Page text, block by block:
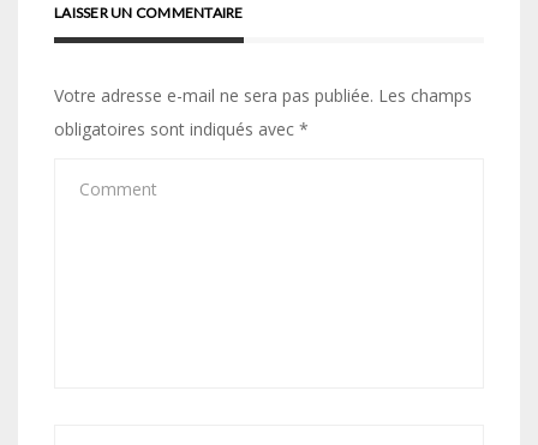
LAISSER UN COMMENTAIRE
Votre adresse e-mail ne sera pas publiée. Les champs
obligatoires sont indiqués avec *